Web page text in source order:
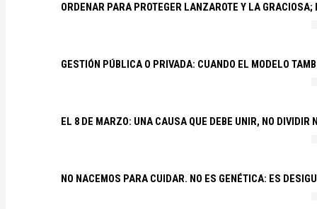
ORDENAR PARA PROTEGER LANZAROTE Y LA
GESTIÓN PÚBLICA O PRIVADA: CUANDO EL MODELO
EL 8 DE MARZO: UNA CAUSA QUE DEBE UNIR, NO
NO NACEMOS PARA CUIDAR. NO ES GENÉTICA: ES